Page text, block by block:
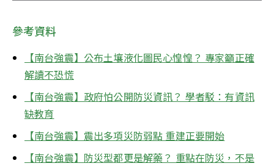
參考資料
【南台強震】公布土壤液化圖民心惶惶？ 專家籲正確
解讀不恐慌
【南台強震】政府怕公開防災資訊？ 學者駁：有資訊
缺教育
【南台強震】震出多項災防弱點 重建正要開始
【南台強震】防災型都更是解藥？ 重點在防災，不是